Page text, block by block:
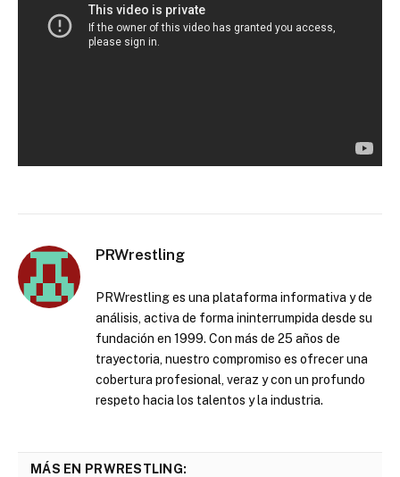
PRWrestling
PRWrestling es una plataforma informativa y de
análisis, activa de forma ininterrumpida desde su
fundación en 1999. Con más de 25 años de
trayectoria, nuestro compromiso es ofrecer una
cobertura profesional, veraz y con un profundo
respeto hacia los talentos y la industria.
MÁS EN PRWRESTLING: